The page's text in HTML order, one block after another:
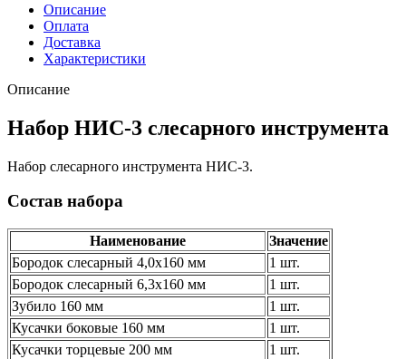
Описание
Оплата
Доставка
Характеристики
Описание
Набор НИС-3 слесарного инструмента
Набор слесарного инструмента НИС-3.
Состав набора
Наименование
Значение
Бородок слесарный 4,0х160 мм
1 шт.
Бородок слесарный 6,3х160 мм
1 шт.
Зубило 160 мм
1 шт.
Кусачки боковые 160 мм
1 шт.
Кусачки торцевые 200 мм
1 шт.